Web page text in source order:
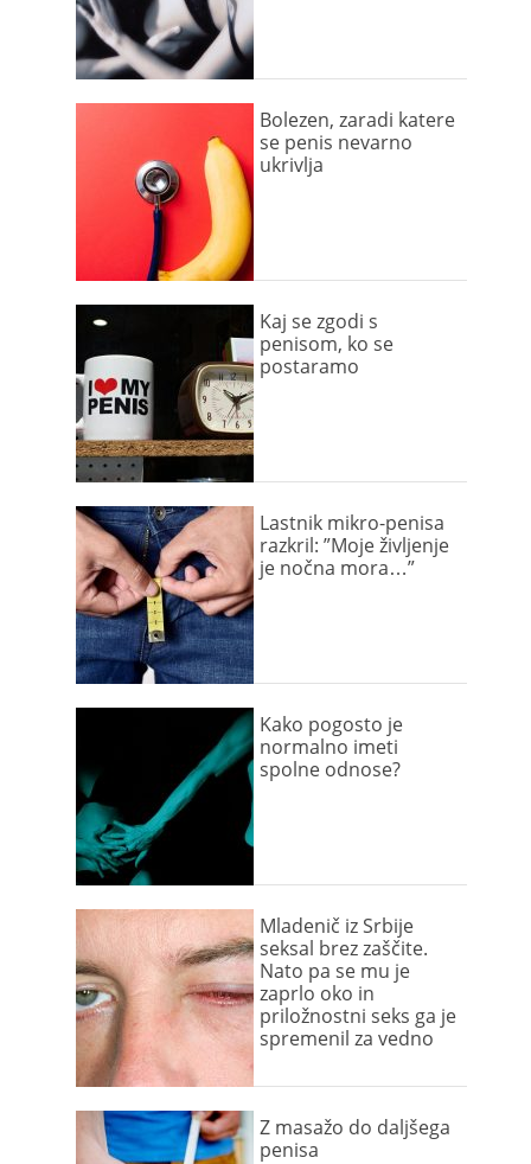
Bolezen, zaradi katere
se penis nevarno
ukrivlja
Kaj se zgodi s
penisom, ko se
postaramo
Lastnik mikro-penisa
razkril: ”Moje življenje
je nočna mora…”
Kako pogosto je
normalno imeti
spolne odnose?
Mladenič iz Srbije
seksal brez zaščite.
Nato pa se mu je
zaprlo oko in
priložnostni seks ga je
spremenil za vedno
Z masažo do daljšega
penisa